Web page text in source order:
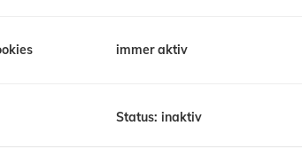
immer aktiv
Status: inaktiv